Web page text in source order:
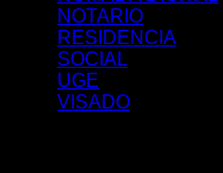
NOTARIO
RESIDENCIA
SOCIAL
UGE
VISADO